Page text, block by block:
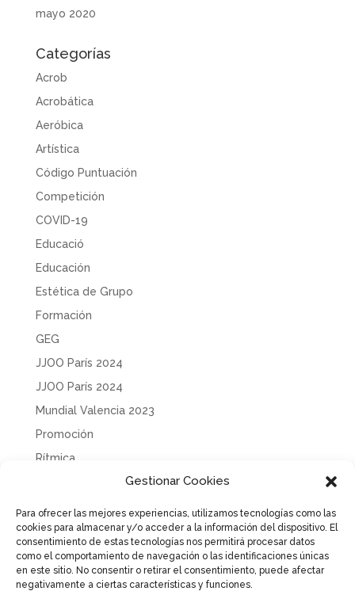
Gestionar Cookies
Para ofrecer las mejores experiencias, utilizamos tecnologías como las
cookies para almacenar y/o acceder a la información del dispositivo. El
consentimiento de estas tecnologías nos permitirá procesar datos
como el comportamiento de navegación o las identificaciones únicas
en este sitio. No consentir o retirar el consentimiento, puede afectar
negativamente a ciertas características y funciones.
mayo 2020
Categorías
Acrob
Acrobática
Aeróbica
Artística
Código Puntuación
Competición
COVID-19
Educació
Educación
Estética de Grupo
Formación
GEG
JJOO París 2024
JJOO París 2024
Mundial Valencia 2023
Promoción
Rítmica
Tecnificación
Uncategorized